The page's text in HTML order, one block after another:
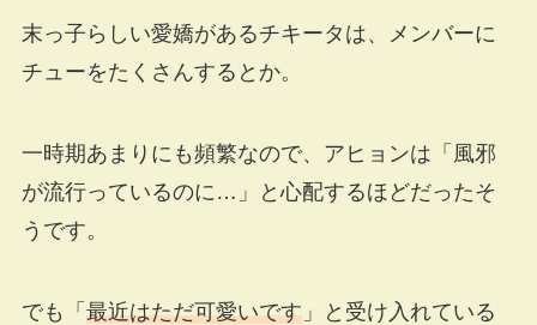
末っ子らしい愛嬌があるチキータは、メンバーに
チューをたくさんするとか。
一時期あまりにも頻繁なので、アヒョンは「風邪
が流行っているのに…」と心配するほどだったそ
うです。
でも「 最近はただ可愛いです」と受け入れている